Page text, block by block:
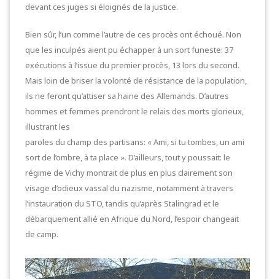
devant ces juges si éloignés de la justice.
Bien sûr, l’un comme l’autre de ces procès ont échoué. Non
que les inculpés aient pu échapper à un sort funeste: 37
exécutions à l’issue du premier procès, 13 lors du second.
Mais loin de briser la volonté de résistance de la population,
ils ne feront qu’attiser sa haine des Allemands. D’autres
hommes et femmes prendront le relais des morts glorieux,
illustrant les
paroles du champ des partisans: « Ami, si tu tombes, un ami
sort de l’ombre, à ta place ». D’ailleurs, tout y poussait: le
régime de Vichy montrait de plus en plus clairement son
visage d’odieux vassal du nazisme, notamment à travers
l’instauration du STO, tandis qu’après Stalingrad et le
débarquement allié en Afrique du Nord, l’espoir changeait
de camp.